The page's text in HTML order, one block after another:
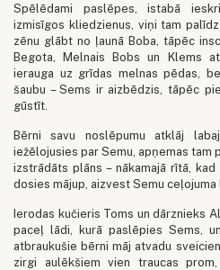
Spēlēdami paslēpes, istabā
izmisīgos kliedzienus, viņi tam
zēnu glābt no ļaunā Boba, tāpēc
Begota, Melnais Bobs un Klems
ierauga uz grīdas melnas pēdas,
šaubu – Sems ir aizbēdzis, tāpēc
gūstīt.
Bērni savu noslēpumu atklāj
iežēlojusies par Semu, apņemas
izstrādāts plāns – nākamajā rītā, kad
dosies mājup, aizvest Semu
Ierodas kučieris Toms un dārznieks
paceļ lādi, kurā paslēpies Sems,
atbraukušie bērni māj atvadu
zirgi aulēkšiem vien traucas